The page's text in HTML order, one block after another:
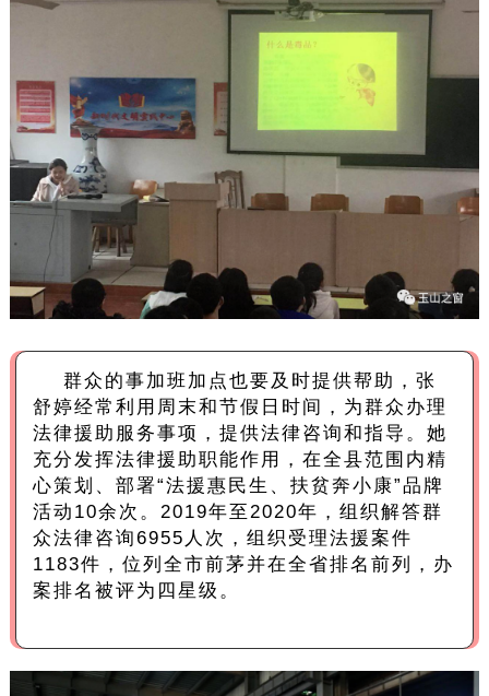
群众的事加班加点也要及时提供帮助，张
舒婷经常利用周末和节假日时间，为群众办理
法律援助服务事项，提供法律咨询和指导。她
充分发挥法律援助职能作用，在全县范围内精
心策划、部署“法援惠民生、扶贫奔小康”品牌
活动10余次。2019年至2020年，组织解答群
众法律咨询6955人次，组织受理法援案件
1183件，位列全市前茅并在全省排名前列，办
案排名被评为四星级。